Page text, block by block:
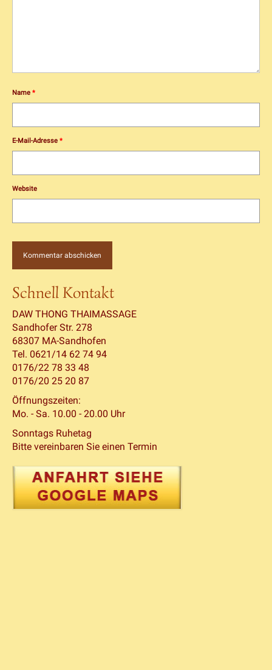
Name *
E-Mail-Adresse *
Website
Schnell Kontakt
DAW THONG THAIMASSAGE
Sandhofer Str. 278
68307 MA-Sandhofen
Tel. 0621/14 62 74 94
0176/22 78 33 48
0176/20 25 20 87
Öffnungszeiten:
Mo. - Sa. 10.00 - 20.00 Uhr
Sonntags Ruhetag
Bitte vereinbaren Sie einen Termin